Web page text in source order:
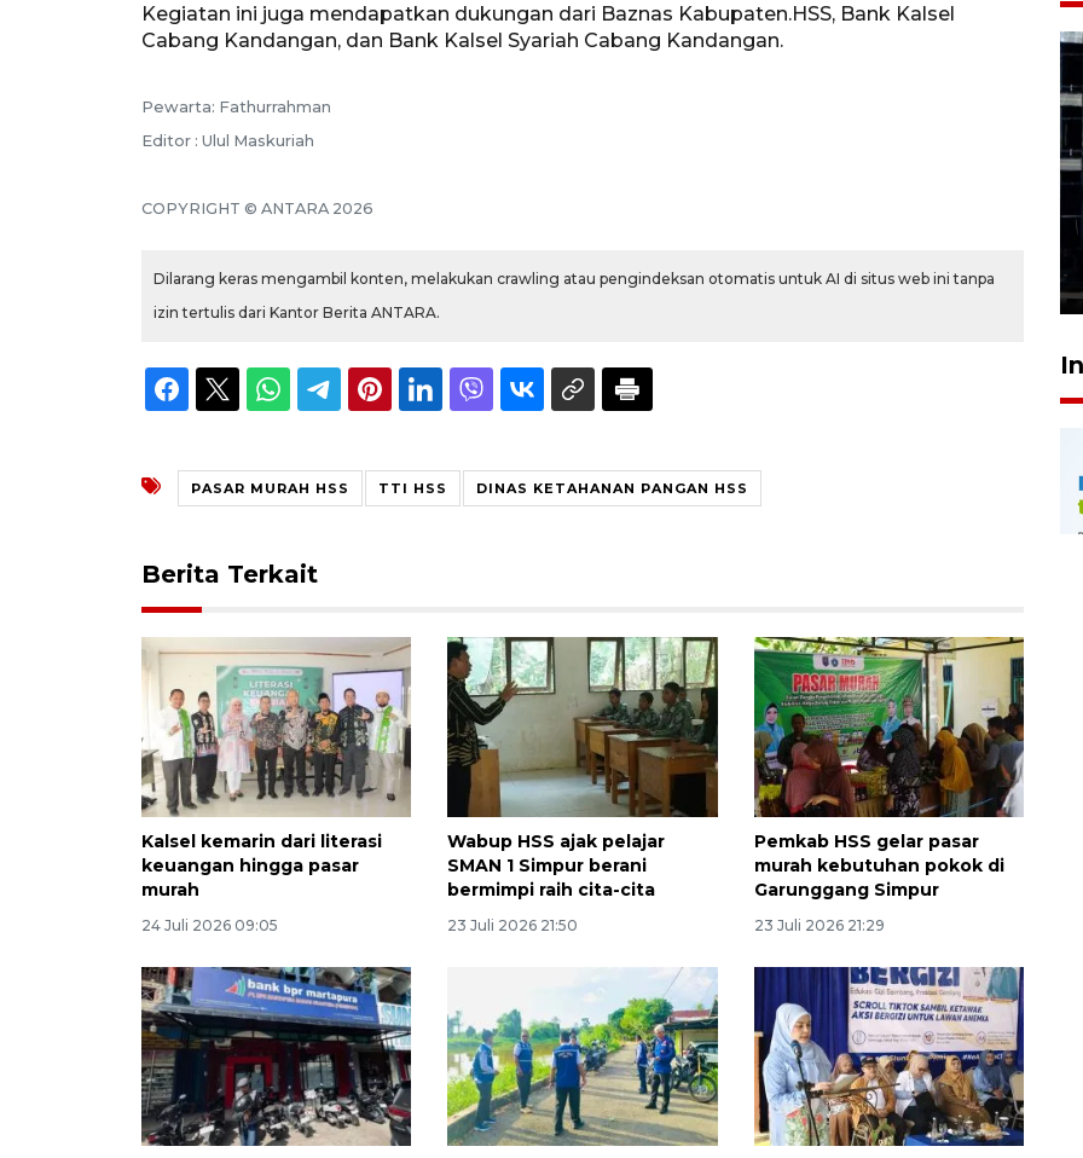
Kegiatan ini juga mendapatkan dukungan dari Baznas Kabupaten.HSS, Bank Kalsel
Cabang Kandangan, dan Bank Kalsel Syariah Cabang Kandangan.
Pewarta: Fathurrahman
Editor : Ulul Maskuriah
COPYRIGHT © ANTARA 2026
Dilarang keras mengambil konten, melakukan crawling atau pengindeksan otomatis untuk AI di situs web ini tanpa
izin tertulis dari Kantor Berita ANTARA.
PASAR MURAH HSS TTI HSS DINAS KETAHANAN PANGAN HSS
Berita Terkait
Kalsel kemarin dari literasi
keuangan hingga pasar
murah
24 Juli 2026 09:05
Wabup HSS ajak pelajar
SMAN 1 Simpur berani
bermimpi raih cita-cita
23 Juli 2026 21:50
Pemkab HSS gelar pasar
murah kebutuhan pokok di
Garunggang Simpur
23 Juli 2026 21:29
30 Juli 2026 17:51
Memberantas kejahatan
jalanan Jakarta